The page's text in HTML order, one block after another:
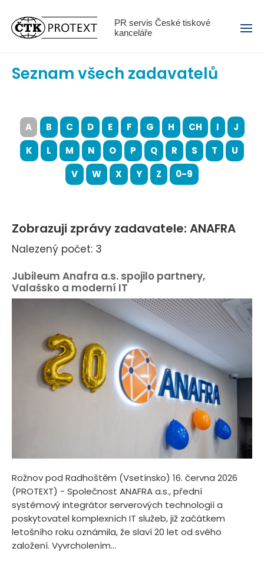
PR servis České tiskové
kanceláře
Menu
Seznam všech zadavatelů
A B C D E F G H CH I
J
K
L M N O P Q R S T
U
V
W X Y Z 0-9
Zobrazuji zprávy zadavatele: ANAFRA
Nalezený počet: 3
Jubileum Anafra a.s. spojilo partnery,
Valašsko a moderní IT
Rožnov pod Radhoštěm (Vsetínsko) 16. června 2026
(PROTEXT) - Společnost ANAFRA a.s., přední
systémový integrátor serverových technologií a
poskytovatel komplexních IT služeb, již začátkem
letošního roku oznámila, že slaví 20 let od svého
založení. Vyvrcholením...